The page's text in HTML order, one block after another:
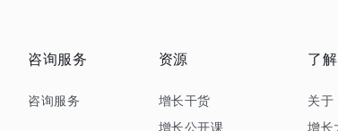
咨询服务
咨询服务
资源
增长干货
增长公开课
了
关于
增长